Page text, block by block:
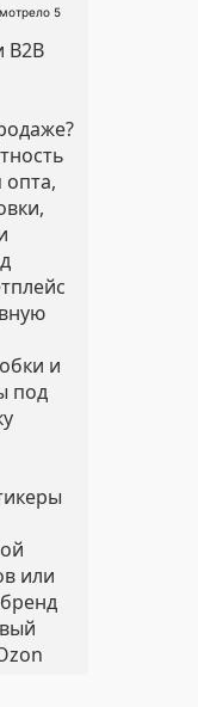
5
B2B
опта,
и
под
или